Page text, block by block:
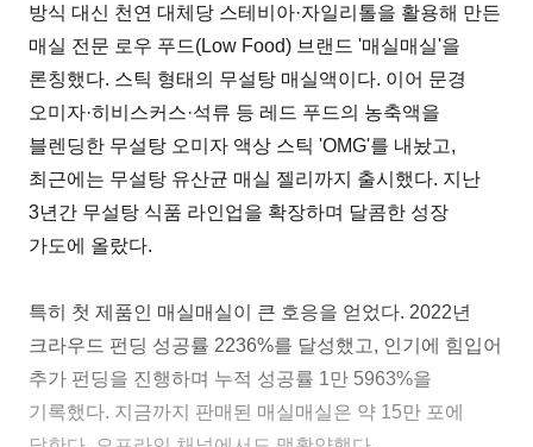
방식 대신 천연 대체당 스테비아·자일리톨을 활용해 만든
매실 전문 로우 푸드(Low Food) 브랜드 '매실매실'을
론칭했다. 스틱 형태의 무설탕 매실액이다. 이어 문경
오미자·히비스커스·석류 등 레드 푸드의 농축액을
블렌딩한 무설탕 오미자 액상 스틱 'OMG'를 내놨고,
최근에는 무설탕 유산균 매실 젤리까지 출시했다. 지난
3년간 무설탕 식품 라인업을 확장하며 달콤한 성장
가도에 올랐다.
특히 첫 제품인 매실매실이 큰 호응을 얻었다. 2022년
크라우드 펀딩 성공률 2236%를 달성했고, 인기에 힘입어
추가 펀딩을 진행하며 누적 성공률 1만 5963%을
기록했다. 지금까지 판매된 매실매실은 약 15만 포에